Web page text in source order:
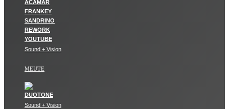
Sound + Vision
MEUTE
Sound + Vision